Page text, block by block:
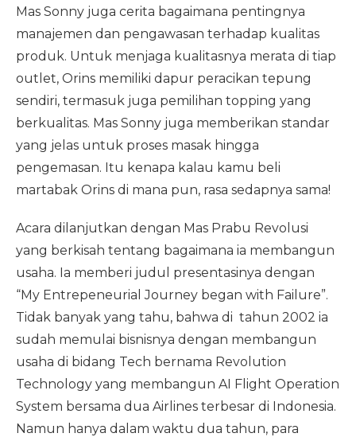
Mas Sonny juga cerita bagaimana pentingnya
manajemen dan pengawasan terhadap kualitas
produk. Untuk menjaga kualitasnya merata di tiap
outlet, Orins memiliki dapur peracikan tepung
sendiri, termasuk juga pemilihan topping yang
berkualitas. Mas Sonny juga memberikan standar
yang jelas untuk proses masak hingga
pengemasan. Itu kenapa kalau kamu beli
martabak Orins di mana pun, rasa sedapnya sama!
Acara dilanjutkan dengan Mas Prabu Revolusi
yang berkisah tentang bagaimana ia membangun
usaha. Ia memberi judul presentasinya dengan
“My Entrepeneurial Journey began with Failure”.
Tidak banyak yang tahu, bahwa di tahun 2002 ia
sudah memulai bisnisnya dengan membangun
usaha di bidang Tech bernama Revolution
Technology yang membangun AI Flight Operation
System bersama dua Airlines terbesar di Indonesia.
Namun hanya dalam waktu dua tahun, para